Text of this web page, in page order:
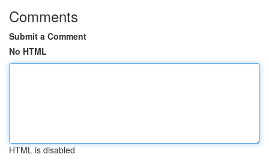
Comments
Submit a Comment
No HTML
HTML is disabled